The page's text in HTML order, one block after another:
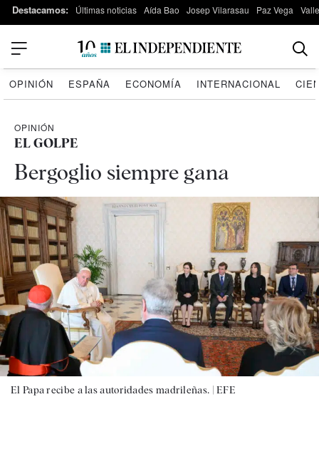
Destacamos: Últimas noticias Aída Bao Josep Vilarasau Paz Vega
OPINIÓN ESPAÑA ECONOMÍA INTERNACIONAL
OPINIÓN
EL GOLPE
Bergoglio siempre gana
El Papa recibe a las autoridades madrileñas. |EFE